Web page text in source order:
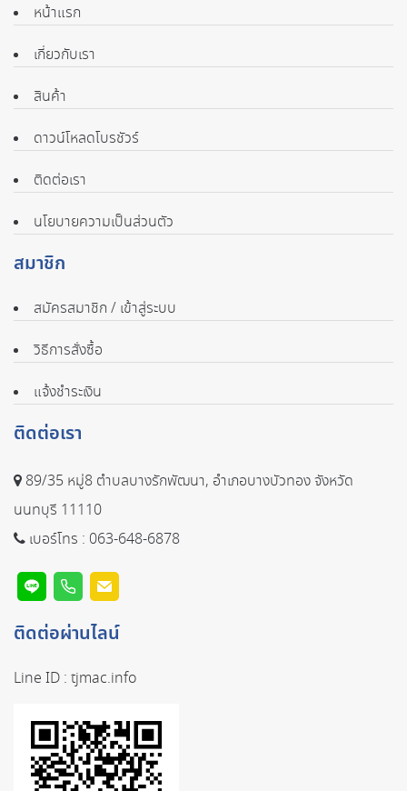
หน้าแรก
เกี่ยวกับเรา
สินค้า
ดาวน์โหลดโบรชัวร์
ติดต่อเรา
นโยบายความเป็นส่วนตัว
สมาชิก
สมัครสมาชิก / เข้าสู่ระบบ
วิธีการสั่งซื้อ
แจ้งชำระเงิน
ติดต่อเรา
89/35 หมู่8 ตำบลบางรักพัฒนา, อำเภอบางบัวทอง จังหวัด
นนทบุรี 11110
เบอร์โทร : 063-648-6878
ติดต่อผ่านไลน์
Line ID : tjmac.info